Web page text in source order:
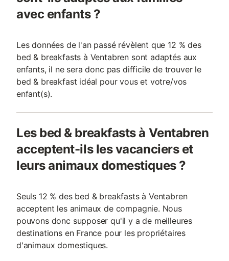
avec enfants ?
Les données de l'an passé révèlent que 12 % des
bed & breakfasts à Ventabren sont adaptés aux
enfants, il ne sera donc pas difficile de trouver le
bed & breakfast idéal pour vous et votre/vos
enfant(s).
Les bed & breakfasts à Ventabren
acceptent-ils les vacanciers et
leurs animaux domestiques ?
Seuls 12 % des bed & breakfasts à Ventabren
acceptent les animaux de compagnie. Nous
pouvons donc supposer qu'il y a de meilleures
destinations en France pour les propriétaires
d'animaux domestiques.